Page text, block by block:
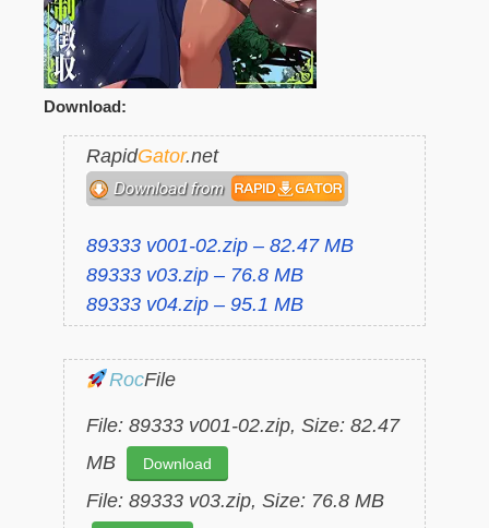
Download:
RapidGator.net
89333 v001-02.zip – 82.47 MB
89333 v03.zip – 76.8 MB
89333 v04.zip – 95.1 MB
RocFile
File: 89333 v001-02.zip, Size: 82.47
MB
Download
File: 89333 v03.zip, Size: 76.8 MB